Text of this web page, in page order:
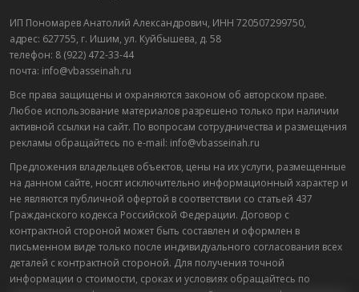
ИП Пономарев Анатолий Александрович, ИНН 720507299750,
адрес: 627755, г. Ишим, ул. Куйбышева, д. 58
телефон: 8 (922) 472-33-44
почта: info@vbasseinah.ru
Все права защищены и охраняются законом об авторском праве.
Любое использование материалов разрешено только при наличии
активной ссылки на сайт. По вопросам сотрудничества и размещения
рекламы обращайтесь по e-mail: info@vbasseinah.ru
Предложения владельцев объектов, цены на их услуги, размещенные
на данном сайте, носят исключительно информационный характер и
не являются публичной офертой в соответствии со статьей 437
Гражданского кодекса Российской Федерации. Договор с
контрактной стороной может быть составлен и оформлен в
письменном виде только после индивидуального согласования всех
деталей с контрактной стороной. Для получения точной
информации о стоимости, сроках и условиях обращайтесь по